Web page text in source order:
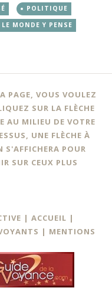
POLITIQUE
MONDE Y PENSE
PAGE, VOUS VOULEZ
SUR LA FLÈCHE
AU MILIEU DE VOTRE
UNE FLÈCHE À
S'AFFICHERA POUR
SUR CEUX PLUS
| ACCUEIL |
| MENTIONS